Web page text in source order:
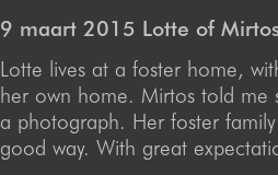
9 maart 2015 Lotte of
Lotte lives at a foster home,
her own home. Mirtos told me
a photograph. Her foster
good way. With great